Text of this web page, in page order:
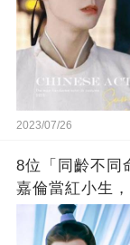
2023/07/26
8位「同齡不同
嘉倫當紅小生